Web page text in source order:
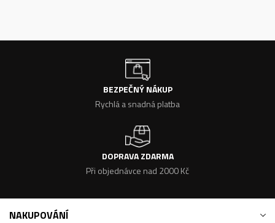
BEZPEČNÝ NÁKUP
Rychlá a snadná platba
DOPRAVA ZDARMA
Při objednávce nad 2000 Kč
NAKUPOVÁNÍ